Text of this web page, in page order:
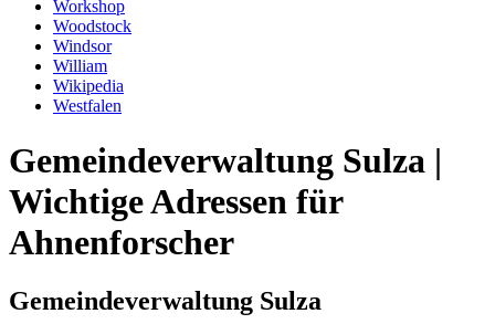
Workshop
Woodstock
Windsor
William
Wikipedia
Westfalen
Gemeindeverwaltung Sulza |
Wichtige Adressen für
Ahnenforscher
Gemeindeverwaltung Sulza